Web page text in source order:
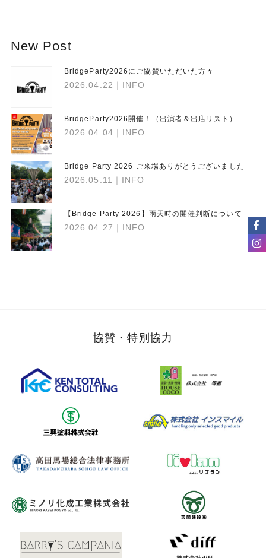
New Post
BridgeParty2026にご協賛いただいた方々
2026.04.22 ｜INFO
BridgeParty2026開催！（出演者＆出店リスト）
2026.04.04 ｜INFO
Bridge Party 2026 ご来場ありがとうございました
2026.05.11 ｜INFO
【Bridge Party 2026】雨天時の開催判断について
2026.04.27 ｜INFO
協賛・特別協力